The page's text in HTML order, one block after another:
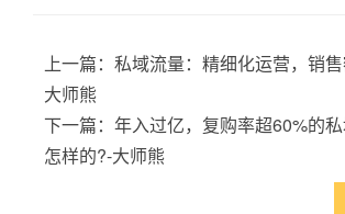
上一篇： 私域流量：精细化运营，销
大师熊
下一篇： 年入过亿，复购率超60%的
怎样的?-大师熊